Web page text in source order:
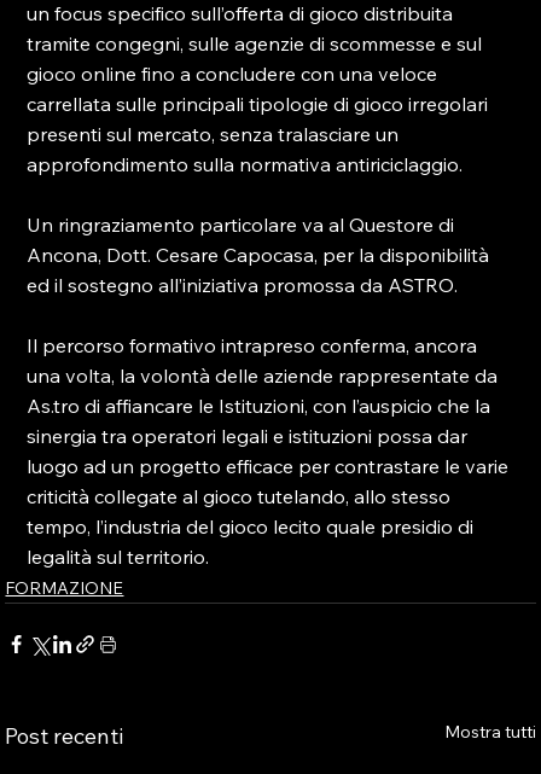
un focus specifico sull’offerta di gioco distribuita
tramite congegni, sulle agenzie di scommesse e sul
gioco online fino a concludere con una veloce
carrellata sulle principali tipologie di gioco irregolari
presenti sul mercato, senza tralasciare un
approfondimento sulla normativa antiriciclaggio.
Un ringraziamento particolare va al Questore di
Ancona, Dott. Cesare Capocasa, per la disponibilità
ed il sostegno all’iniziativa promossa da ASTRO.
Il percorso formativo intrapreso conferma, ancora
una volta, la volontà delle aziende rappresentate da
As.tro di affiancare le Istituzioni, con l’auspicio che la
sinergia tra operatori legali e istituzioni possa dar
luogo ad un progetto efficace per contrastare le varie
criticità collegate al gioco tutelando, allo stesso
tempo, l’industria del gioco lecito quale presidio di
legalità sul territorio.
FORMAZIONE
Post recenti Mostra tutti